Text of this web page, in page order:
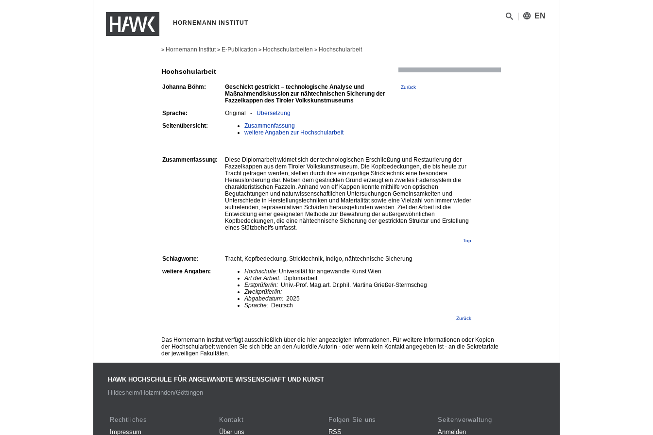
HORNEMANN INSTITUT
EN
> Hornemann Institut > E-Publication > Hochschularbeiten > Hochschularbeit
Hochschularbeit
Johanna Böhm:
Geschickt gestrickt – technologische Analyse und
Maßnahmendiskussion zur nähtechnischen Sicherung der
Fazzelkappen des Tiroler Volkskunstmuseums
Zurück
Sprache: Original - Übersetzung
Seitenübersicht:
Zusammenfassung
weitere Angaben zur Hochschularbeit
Zusammenfassung:
Diese Diplomarbeit widmet sich der technologischen Erschließung und Restaurierung der
Fazzelkappen aus dem Tiroler Volkskunstmuseum. Die Kopfbedeckungen, die bis heute zur
Tracht getragen werden, stellen durch ihre einzigartige Stricktechnik eine besondere
Herausforderung dar. Neben dem gestrickten Grund erzeugt ein zweites Fadensystem die
charakteristischen Fazzeln. Anhand von elf Kappen konnte mithilfe von optischen
Begutachtungen und naturwissenschaftlichen Untersuchungen Gemeinsamkeiten und
Unterschiede in Herstellungstechniken und Materialität sowie eine Vielzahl von immer wieder
auftretenden, repräsentativen Schäden herausgefunden werden. Ziel der Arbeit ist die
Entwicklung einer geeigneten Methode zur Bewahrung der außergewöhnlichen
Kopfbedeckungen, die eine nähtechnische Sicherung der gestrickten Struktur und Erstellung
eines Stützbehelfs umfasst.
Top
Schlagworte:
Tracht, Kopfbedeckung, Stricktechnik, Indigo, nähtechnische Sicherung
weitere Angaben:
Hochschule: Universität für angewandte Kunst Wien
Art der Arbeit: Diplomarbeit
Erstprüfer/in: Univ.-Prof. Mag.art. Dr.phil. Martina Grießer-Stermscheg
Zweitprüfer/in: -
Abgabedatum: 2025
Sprache: Deutsch
Zurück
Das Hornemann Institut verfügt ausschließlich über die hier angezeigten Informationen. Für weitere Informationen oder Kopien
der Hochschularbeit wenden Sie sich bitte an den Autor/die Autorin - oder wenn kein Kontakt angegeben ist - an die Sekretariate
der jeweiligen Fakultäten.
HAWK HOCHSCHULE FÜR ANGEWANDTE WISSENSCHAFT UND KUNST
Hildesheim/Holzminden/Göttingen
Rechtliches
Impressum
Kontakt
Über uns
Folgen Sie uns
RSS
Seitenverwaltung
Anmelden